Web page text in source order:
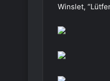
Winslet,